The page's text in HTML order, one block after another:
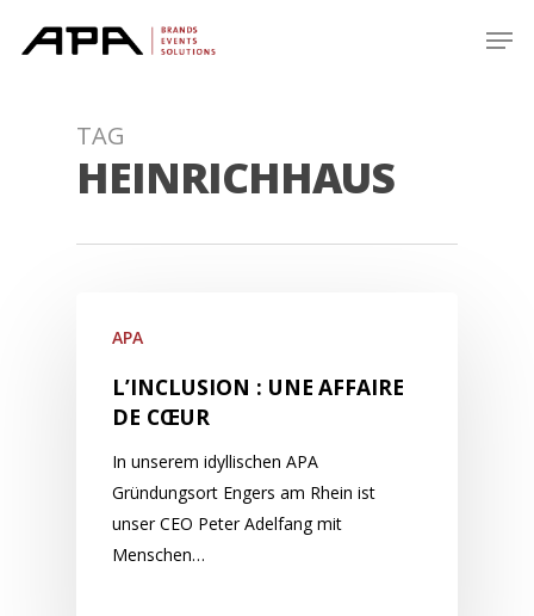
TAG
HEINRICHHAUS
APA
L’INCLUSION : UNE AFFAIRE
DE CŒUR
In unserem idyllischen APA
Gründungsort Engers am Rhein ist
unser CEO Peter Adelfang mit
Menschen…